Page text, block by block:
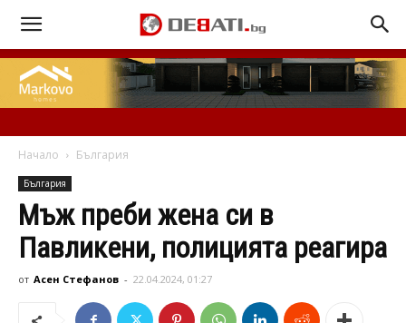
Начало България
България
Мъж преби жена си в
Павликени, полицията реагира
от Асен Стефанов - 22.04.2024, 01:27